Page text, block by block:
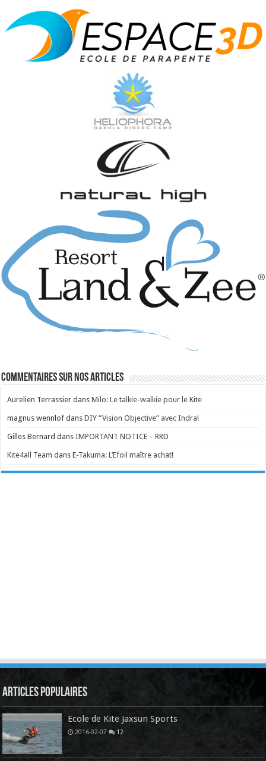
Commentaires sur nos articles
Aurelien Terrassier dansMilo: Le talkie-walkie pour le Kite
magnus wennlof dansDIY “Vision Objective” avec Indra!
Gilles Bernard dansIMPORTANT NOTICE – RRD
Kite4all Team dansE-Takuma: L’Efoil maître achat!
Articles Populaires
Ecole de Kite Jaxsun Sports
2016-02-07 12